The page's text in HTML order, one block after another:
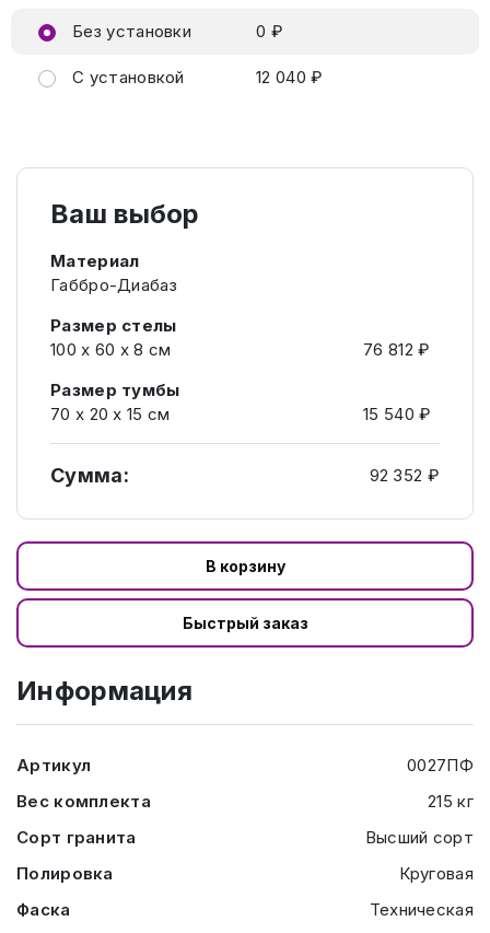
Без установки 0 ₽
С установкой 12 040 ₽
Ваш выбор
Материал
Габбро-Диабаз
Размер стелы
100 х 60 х 8 см
76 812 ₽
Размер тумбы
70 х 20 х 15 см
15 540 ₽
Сумма: 92 352 ₽
В корзину
Быстрый заказ
Информация
Артикул
0027ПФ
Вес комплекта
215 кг
Сорт гранита
Высший сорт
Полировка
Круговая
Фаска
Техническая